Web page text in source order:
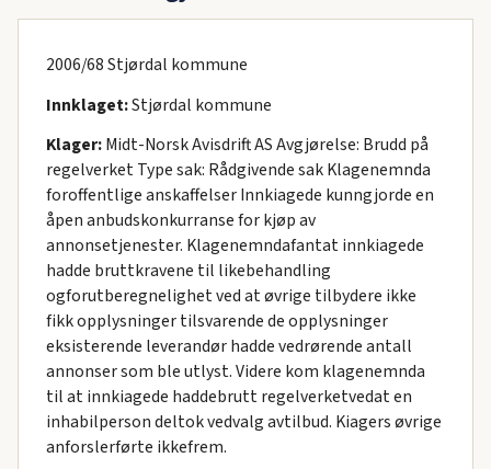
2006/68 Stjørdal kommune
Innklaget:Stjørdal kommune
Klager:Midt-Norsk Avisdrift AS Avgjørelse: Brudd på
regelverket Type sak: Rådgivende sak Klagenemnda
foroffentlige anskaffelser Innkiagede kunngjorde en
åpen anbudskonkurranse for kjøp av
annonsetjenester. Klagenemndafantat innkiagede
hadde bruttkravene til likebehandling
ogforutberegnelighet ved at øvrige tilbydere ikke
fikk opplysninger tilsvarende de opplysninger
eksisterende leverandør hadde vedrørende antall
annonser som ble utlyst. Videre kom klagenemnda
til at innkiagede haddebrutt regelverketvedat en
inhabilperson deltok vedvalg avtilbud. Kiagers øvrige
anforslerførte ikkefrem.